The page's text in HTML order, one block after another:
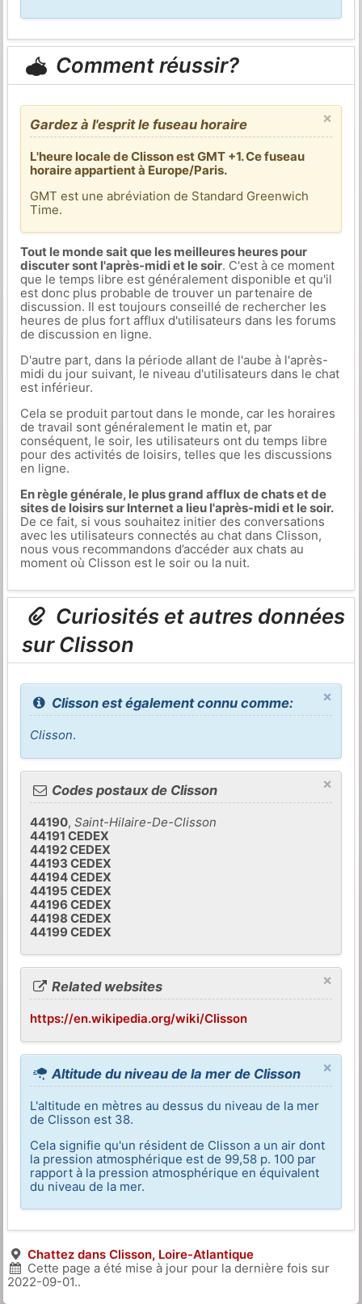
Comment réussir?
×
Gardez à l'esprit le fuseau horaire
L'heure locale de Clisson est GMT +1. Ce fuseau
horaire appartient à Europe/Paris.
GMT est une abréviation de Standard Greenwich
Time.
Tout le monde sait que les meilleures heures pour
discuter sont l'après-midi et le soir. C'est à ce moment
que le temps libre est généralement disponible et qu'il
est donc plus probable de trouver un partenaire de
discussion. Il est toujours conseillé de rechercher les
heures de plus fort afflux d'utilisateurs dans les forums
de discussion en ligne.
D'autre part, dans la période allant de l'aube à l'après-
midi du jour suivant, le niveau d'utilisateurs dans le chat
est inférieur.
Cela se produit partout dans le monde, car les horaires
de travail sont généralement le matin et, par
conséquent, le soir, les utilisateurs ont du temps libre
pour des activités de loisirs, telles que les discussions
en ligne.
En règle générale, le plus grand afflux de chats et de
sites de loisirs sur Internet a lieu l'après-midi et le soir.
De ce fait, si vous souhaitez initier des conversations
avec les utilisateurs connectés au chat dans Clisson,
nous vous recommandons d’accéder aux chats au
moment où Clisson est le soir ou la nuit.
Curiosités et autres données
sur Clisson
×
Clisson est également connu comme:
Clisson.
×
Codes postaux de Clisson
44190,Saint-Hilaire-De-Clisson
44191 CEDEX
44192 CEDEX
44193 CEDEX
44194 CEDEX
44195 CEDEX
44196 CEDEX
44198 CEDEX
44199 CEDEX
×
Related websites
https://en.wikipedia.org/wiki/Clisson
×
Altitude du niveau de la mer de Clisson
L'altitude en mètres au dessus du niveau de la mer
de Clisson est 38.
Cela signifie qu'un résident de Clisson a un air dont
la pression atmosphérique est de 99,58 p. 100 par
rapport à la pression atmosphérique en équivalent
du niveau de la mer.
Chattez dans Clisson, Loire-Atlantique
Cette page a été mise à jour pour la dernière fois sur
2022-09-01..